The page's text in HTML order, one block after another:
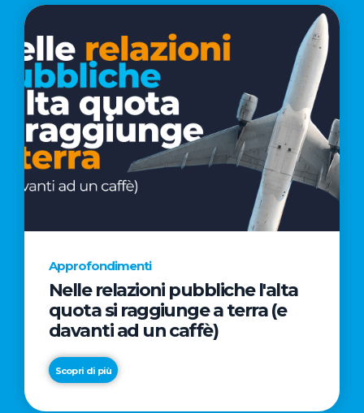
Approfondimenti
Nelle relazioni pubbliche l'alta
quota si raggiunge a terra (e
davanti ad un caffè)
Scopri di più